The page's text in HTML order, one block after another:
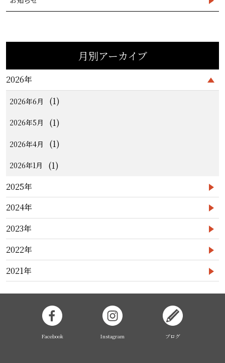
月別アーカイブ
2026年
2026年6月 (1)
2026年5月 (1)
2026年4月 (1)
2026年1月
(1)
2025年
2024年
2023年
2022年
2021年
Facebook Instagram ブログ